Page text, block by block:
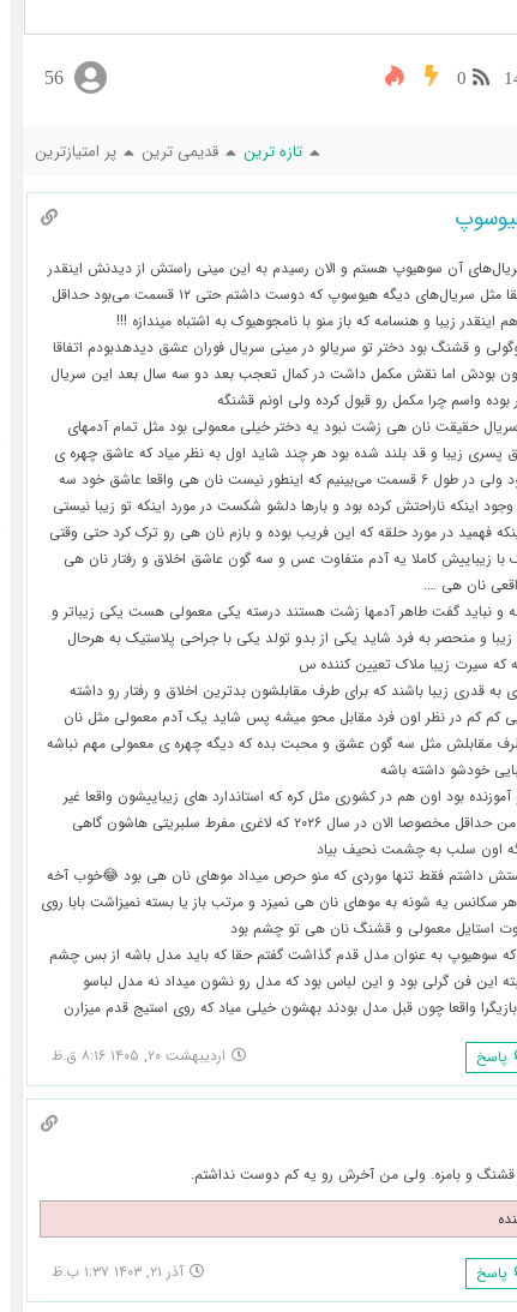
0
56
تازه ترین قدیمی ترین پر امتیازترین
آن سوهیوپ هستم و الان رسیدم به این مینی راستش از دیدنش اینقدر
خوشم اومد دقیقا مثل سریال‌های دیگه هیوسوپ که دوست داشتم حتی ۱۲ قسمت می‌بود حداقل
اینقدر زیبا و هنسامه که باز منو با نامجوهیوک به اشتباه میندازه !!!
و قشنگ بود دختر تو سریالو در مینی سریال فوران عشق دیدهدبودم اتفاقا
بودش اما نقش مکمل داشت در کمال تعجب بعد دو سه سال بعد این سریال
واسم چرا مکمل رو قبول کرده ولی اونم قشنگه
سریال حقیقت نان هی زشت نبود یه دختر خیلی معمولی بود مثل تمام آدمهای
پسری زیبا و قد بلند شده بود هر چند شاید اول به نظر میاد که عاشق چهره ی
سه گون شده بود ولی در طول ۶ قسمت می‌بینیم که اینطور نیست نان هی واقعا عاشق خود سه
اینکه ناراحتش کرده بود و بارها دلشو شکست در مورد اینکه تو زیبا نیستی
فهمید در مورد حلقه که این فریب بوده و بازم نان هی رو ترک کرد حتی وقتی
زیباییش کاملا یه آدم متفاوت عس و سه گون عاشق اخلاق و رفتار نان هی
نان هی ….
و نباید گفت طاهر آدمها زشت هستند درسته یکی معمولی هست یکی زیباتر و
زیبا و منحصر به فرد شاید یکی از بدو تولد یکی با جراحی پلاستیک به هرحال
که سیرت زیبا ملاک تعیین کننده س
به قدری زیبا باشند که برای طرف مقابلشون بدترین اخلاق و رفتار رو داشته
کم کم در نظر اون فرد مقابل محو میشه پس شاید یک آدم معمولی مثل نان
مقابلش مثل سه گون عشق و محبت بده که دیگه چهره ی معمولی مهم نباشه
خودشو داشته باشه
بود اون هم در کشوری مثل کره که استاندارد های زیباییشون واقعا غیر
قابل فهمه برای من حداقل مخصوصا الان در سال ۲۰۲۶ که لاغری مفرط سلبریتی هاشون گاهی
اون سلب به چشمت نحیف بیاد
داشتم فقط تنها موردی که منو حرص میداد موهای نان هی بود 😂خوب آخه
سکانس یه شونه به موهای نان هی نمیزد و مرتب باز یا بسته نمیزاشت بابا روی
استایل معمولی و قشنگ نان هی تو چشم بود
سوهیوپ به عنوان مدل قدم گذاشت گفتم حقا که باید مدل باشه از بس چشم
این فن گرلی بود و این لباس بود که مدل رو نشون میداد نه مدل لباسو
واقعا چون قبل مدل بودند بهشون خیلی میاد که روی استیج قدم میزارن
پاسخ اردیبهشت ۲۰, ۱۴۰۵ ۸:۱۶ ق.ظ
قشنگ و بامزه. ولی من آخرش رو یه کم دوست نداشتم.
پاسخ آذر ۲۱, ۱۴۰۳ ۱:۳۷ ب.ظ